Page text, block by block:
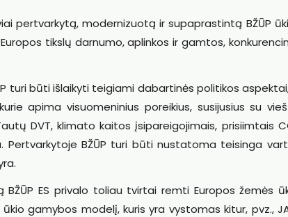
pertvarkytą, modernizuotą ir supaprastintą BŽŪP
tikslų darnumo, aplinkos ir gamtos,
turi būti išlaikyti teigiami dabartinės politikos
apima visuomeninius poreikius, susijusius su
DVT, klimato kaitos įsipareigojimais, prisiimtais
Pertvarkytoje BŽŪP turi būti nustatoma teisinga
BŽŪP ES privalo toliau tvirtai remti Europos žemės
gamybos modelį, kuris yra vystomas kitur, pvz.,